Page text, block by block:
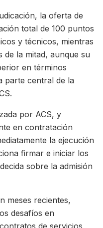
la oferta de
total de 100 puntos
y técnicos, mientras
de la mitad, aunque su
en términos
parte central de la
por ACS, y
en contratación
la ejecución
firmar e iniciar los
sobre la admisión
meses recientes,
desafíos en
de servicios,